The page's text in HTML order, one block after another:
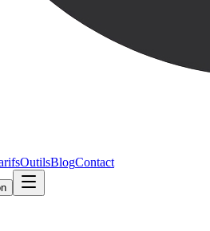
OutilsBlogContact